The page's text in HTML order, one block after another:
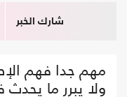
شارك الخبر
مهم جدا فهم
ولا يبرر ما